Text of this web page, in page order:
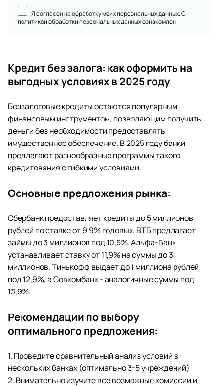
Я согласен на обработку моих персональных данных. С
политикой обработки персональных данныхознакомлен
Кредит без залога: как оформить на
выгодных условиях в 2025 году
Беззалоговые кредиты остаются популярным
финансовым инструментом, позволяющим получить
деньги без необходимости предоставлять
имущественное обеспечение. В 2025 году банки
предлагают разнообразные программы такого
кредитования с гибкими условиями.
Основные предложения рынка:
Сбербанк предоставляет кредиты до 5 миллионов
рублей по ставке от 9,9% годовых. ВТБ предлагает
займы до 3 миллионов под 10,5%. Альфа-Банк
устанавливает ставку от 11,9% на суммы до 3
миллионов. Тинькофф выдает до 1 миллиона рублей
под 12,9%, а Совкомбанк - аналогичные суммы под
13,9%.
Рекомендации по выбору
оптимального предложения:
1. Проведите сравнительный анализ условий в
нескольких банках (оптимально 3-5 учреждений)
2. Внимательно изучите все возможные комиссии и